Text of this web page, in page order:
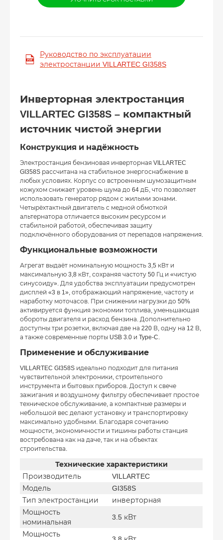
Руководство по эксплуатации
электростанции VILLARTEC GI358S
Инверторная электростанция
VILLARTEC GI358S – компактный
источник чистой энергии
Конструкция и надёжность
Электростанция бензиновая инверторная VILLARTEC
GI358S рассчитана на стабильное энергоснабжение в
любых условиях. Корпус со встроенным шумозащитным
кожухом снижает уровень шума до 64 дБ, что позволяет
использовать генератор рядом с жилыми зонами.
Четырёхтактный двигатель с медной обмоткой
альтернатора отличается высоким ресурсом и
стабильной работой, обеспечивая защиту
подключённого оборудования от перепадов напряжения.
Функциональные возможности
Агрегат выдаёт номинальную мощность 3,5 кВт и
максимальную 3,8 кВт, сохраняя частоту 50 Гц и «чистую
синусоиду». Для удобства эксплуатации предусмотрен
дисплей «3 в 1», отображающий напряжение, частоту и
наработку моточасов. При снижении нагрузки до 50%
активируется функция экономии топлива, уменьшающая
обороты двигателя и расход бензина. Дополнительно
доступны три розетки, включая две на 220 В, одну на 12 В,
а также современные порты USB 3.0 и Type-C.
Применение и обслуживание
VILLARTEC GI358S идеально подходит для питания
чувствительной электроники, строительного
инструмента и бытовых приборов. Доступ к свече
зажигания и воздушному фильтру обеспечивает простое
техническое обслуживание, а компактные размеры и
небольшой вес делают установку и транспортировку
максимально удобными. Благодаря сочетанию
мощности, экономичности и тишины работы станция
востребована как на даче, так и на объектах
строительства.
Технические характеристики
Производитель
VILLARTEC
Модель
GI358S
Тип электростанции
инверторная
Мощность
номинальная
3.5 кВт
Мощность